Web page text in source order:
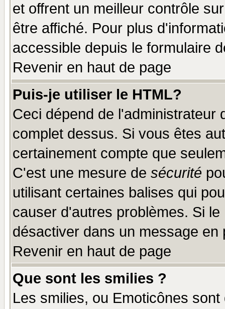
et offrent un meilleur contrôle
être affiché. Pour plus
accessible depuis le formulaire
Revenir en haut de page
Puis-je utiliser le HTML?
Ceci dépend de l'administrateur
complet dessus. Si vous êtes
certainement compte que
C'est une mesure de sécurité
utilisant certaines balises qui
causer d'autres problèmes. Si
désactiver dans un message
Revenir en haut de page
Que sont les smilies ?
Les smilies, ou Emoticônes